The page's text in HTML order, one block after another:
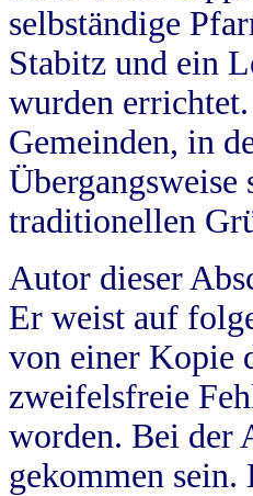
selbständige
Stabitz und ein
wurden
Gemeinden, in
traditionellen
Autor dieser
Er weist auf
von einer Kopie
zweifelsfreie
worden. Bei der
gekommen